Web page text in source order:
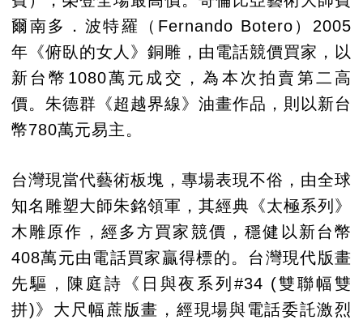
爾南多．波特羅（Fernando Botero）2005
年《俯臥的女人》銅雕，由電話競價買家，以
新台幣1080萬元成交，為本次拍賣第二高
價。朱德群《超越界線》油畫作品，則以新台
幣780萬元易主。
台灣現當代藝術板塊，專場表現不俗，由全球
知名雕塑大師朱銘領軍，其經典《太極系列》
木雕原作，經多方買家競價，穩健以新台幣
408萬元由電話買家贏得標的。台灣現代版畫
先驅，陳庭詩《日與夜系列#34 (雙聯幅雙
拼)》大尺幅蔗版畫，經現場與電話委託激烈